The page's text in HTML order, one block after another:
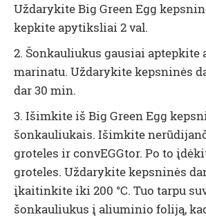
Uždarykite Big Green Egg
kepkite apytiksliai 2 val.
2. Šonkauliukus gausiai aptepkite
marinatu. Uždarykite kepsninės
dar 30 min.
3. Išimkite iš Big Green Egg
šonkauliukais. Išimkite
groteles ir convEGGtor. Po to
groteles. Uždarykite kepsninės
įkaitinkite iki 200 °C. Tuo tarpu
šonkauliukus į aliuminio foliją,